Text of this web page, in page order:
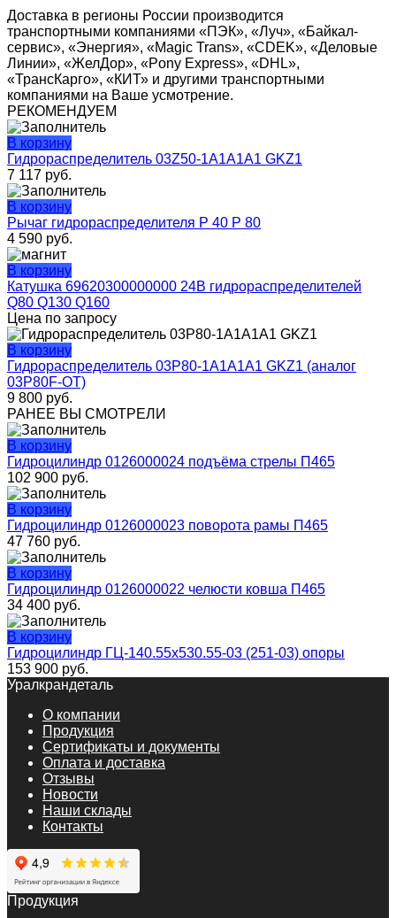
Доставка в регионы России производится
транспортными компаниями «ПЭК», «Луч», «Байкал-
сервис», «Энергия», «Magic Trans», «CDEK», «Деловые
Линии», «ЖелДор», «Pony Express», «DHL»,
«ТрансКарго», «КИТ» и другими транспортными
компаниями на Ваше усмотрение.
РЕКОМЕНДУЕМ
В корзину
Гидрораспределитель 03Z50-1A1А1A1 GKZ1
7 117 руб.
В корзину
Рычаг гидрораспределителя Р 40 Р 80
4 590 руб.
В корзину
Катушка 69620300000000 24В гидрораспределителей
Q80 Q130 Q160
Цена по запросу
В корзину
Гидрораспределитель 03P80-1A1A1A1 GKZ1 (аналог
03P80F-OT)
9 800 руб.
РАНЕЕ ВЫ СМОТРЕЛИ
В корзину
Гидроцилиндр 0126000024 подъёма стрелы П465
102 900 руб.
В корзину
Гидроцилиндр 0126000023 поворота рамы П465
47 760 руб.
В корзину
Гидроцилиндр 0126000022 челюсти ковша П465
34 400 руб.
В корзину
Гидроцилиндр ГЦ-140.55х530.55-03 (251-03) опоры
153 900 руб.
Уралкрандеталь
О компании
Продукция
Сертификаты и документы
Оплата и доставка
Отзывы
Новости
Наши склады
Контакты
Продукция